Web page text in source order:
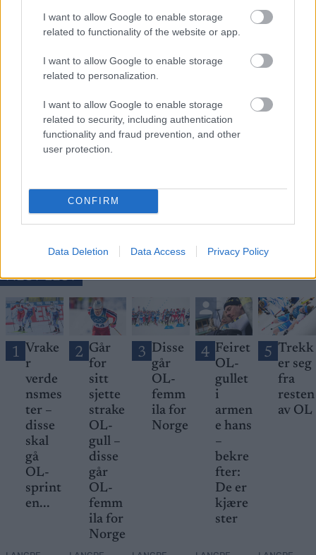
I want to allow Google to enable storage
related to functionality of the website or app.
I want to allow Google to enable storage
related to personalization.
I want to allow Google to enable storage
related to security, including authentication
functionality and fraud prevention, and other
user protection.
CONFIRM
Data Deletion Data Access Privacy Policy
Moa Ilar erklærer seg OL-klar. Foto: Maxim Thore /
BILDBYRÅN
Meld deg på vårt nyhetsbrev
Meld deg på
MEST LEST
1 Vrake
r
verde
nsmes
ter –
disse
skal
gå
OL-
sprint
en...
2 Går
for
sitt
sjette
strake
OL-
gull –
disse
går
OL-
femm
ila for
Norge
3 Disse
går
OL-
femm
ila for
Norge
4 Feiret
OL-
gullet
i
armen
e hans
–
bekre
fter:
De er
kjære
ster
5 Trekk
er seg
fra
resten
av OL